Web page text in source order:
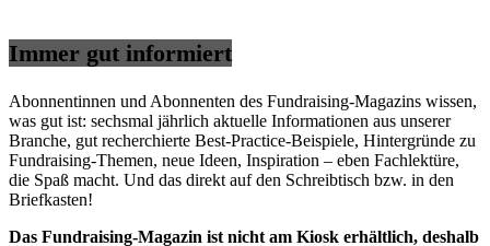
Immer gut informiert
Abonnentinnen und Abonnenten des Fundraising-Magazins wissen,
was gut ist: sechsmal jährlich aktuelle Informationen aus unserer
Branche, gut recherchierte Best-Practice-Beispiele, Hintergründe zu
Fundraising-Themen, neue Ideen, Inspiration – eben Fachlektüre,
die Spaß macht. Und das direkt auf den Schreibtisch bzw. in den
Briefkasten!
Das Fundraising-Magazin ist nicht am Kiosk erhältlich, deshalb